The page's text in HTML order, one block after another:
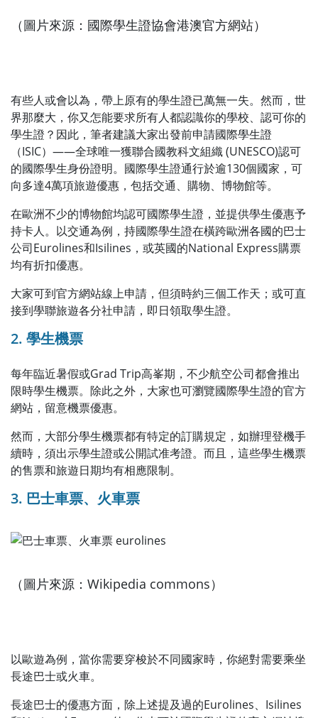
（圖片來源：國際學生證協會港澳官方網站）
有些人或會以為，帶上原有的學生證已萬無一失。然而，世
界那麼大，你又怎能要求所有人都認識你的學校、認可你的
學生證？因此，筆者建議大家出發前申請國際學生證
（ISIC）——全球唯一獲聯合國教科文組織 (UNESCO)認可
的國際學生身份證明。國際學生證通行於逾130個國家，可
向多達4萬項旅遊優惠，包括交通、購物、博物館等。
在歐洲不少的博物館均認可國際學生證，並提供學生優惠予
持卡人。以交通為例，持國際學生證在橫跨歐洲各國的巴士
公司Eurolines和Isilines，或英國的National Express購票
均有折扣優惠。
大家可到官方網站線上申請，但須時約三個工作天；或可直
接到學聯旅遊各分社申請，即日領取學生證。
2. 學生機票
每年臨近暑假或Grad Trip高峯期，不少航空公司都會推出
限時學生機票。除此之外，大家也可瀏覽國際學生證的官方
網站，留意機票優惠。
然而，大部分學生機票都有特定的訂購規定，如辦理登機手
續時，須出示學生證或公開試准考證。而且，這些學生機票
的售票和旅遊日期均有相應限制。
3. 巴士車票、火車票
（圖片來源：Wikipedia commons）
以歐遊為例，當你需要穿梭於不同國家時，你絕對需要乘坐
長途巴士或火車。
長途巴士的優惠方面，除上述提及過的Eurolines、Isilines